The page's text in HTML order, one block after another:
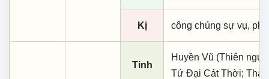
Kị công chúng sự vụ,
Tinh
Huyền Vũ (Thiên
Tứ Đại Cát Thời; Thái